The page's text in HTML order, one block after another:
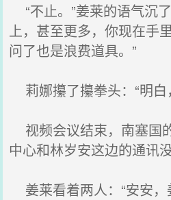
“不止。”姜莱的语气沉
上，甚至更多，你现在手
问了也是浪费道具。”
莉娜攥了攥拳头：“明白
视频会议结束，南塞国
中心和林岁安这边的通讯没
姜莱看着两人：“安安，